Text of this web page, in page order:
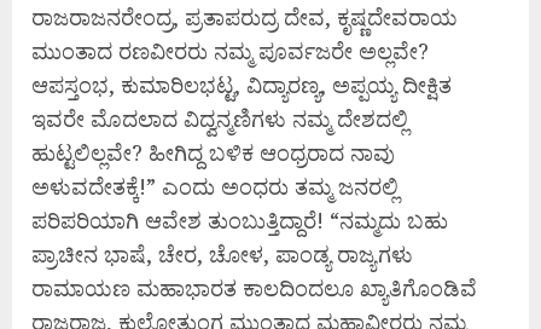
ರಾಜರಾಜನರೇಂದ್ರ, ಪ್ರತಾಪರುದ್ರ ದೇವ, ಕೃಷ್ಣದೇವರಾಯ
ಮುಂತಾದ ರಣವೀರರು ನಮ್ಮ ಪೂರ್ವಜರೇ ಅಲ್ಲವೇ?
ಆಪಸ್ತಂಭ, ಕುಮಾರಿಲಭಟ್ಟ, ವಿದ್ಯಾರಣ್ಯ, ಅಪ್ಪಯ್ಯ ದೀಕ್ಷಿತ
ಇವರೇ ಮೊದಲಾದ ವಿದ್ವನ್ಮಣಿಗಳು ನಮ್ಮ ದೇಶದಲ್ಲಿ
ಹುಟ್ಟಲಿಲ್ಲವೇ? ಹೀಗಿದ್ದ ಬಳಿಕ ಆಂಧ್ರರಾದ ನಾವು
ಅಳುವದೇತಕ್ಕೆ!” ಎಂದು ಅಂಧರು ತಮ್ಮ ಜನರಲ್ಲಿ
ಪರಿಪರಿಯಾಗಿ ಆವೇಶ ತುಂಬುತ್ತಿದ್ದಾರೆ! “ನಮ್ಮದು ಬಹು
ಪ್ರಾಚೀನ ಭಾಷೆ, ಚೇರ, ಚೋಳ, ಪಾಂಡ್ಯ ರಾಜ್ಯಗಳು
ರಾಮಾಯಣ ಮಹಾಭಾರತ ಕಾಲದಿಂದಲೂ ಖ್ಯಾತಿಗೊಂಡಿವೆ
ರಾಜರಾಜ, ಕುಲೋತ್ತುಂಗ ಮುಂತಾದ ಮಹಾವೀರರು ನಮ್ಮ